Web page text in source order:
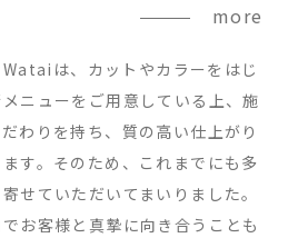
more
は、カットやカラーをはじ
ニューをご用意している上、施
わりを持ち、質の高い仕上がり
す。そのため、これまでにも多
せていただいてまいりました。
お客様と真摯に向き合うことも